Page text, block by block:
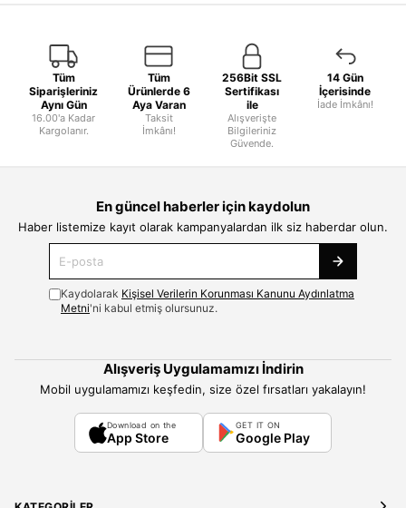
Tüm
Siparişleriniz
Aynı Gün
16.00'a Kadar
Kargolanır.
Tüm
Ürünlerde 6
Aya Varan
Taksit
İmkânı!
256Bit SSL
Sertifikası
ile
Alışverişte
Bilgileriniz
Güvende.
14 Gün
İçerisinde
İade İmkânı!
En güncel haberler için kaydolun
Haber listemize kayıt olarak kampanyalardan ilk siz haberdar olun.
Kaydolarak Kişisel Verilerin Korunması Kanunu Aydınlatma
Metni'ni kabul etmiş olursunuz.
Alışveriş Uygulamamızı İndirin
Mobil uygulamamızı keşfedin, size özel fırsatları yakalayın!
Download on the
App Store
GET IT ON
Google Play